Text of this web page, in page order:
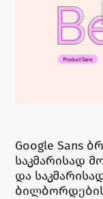
Google Sans
საკმარისად
და